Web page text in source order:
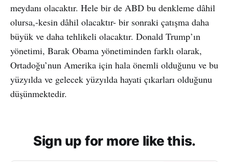
meydanı olacaktır. Hele bir de ABD bu denkleme dâhil
olursa,-kesin dâhil olacaktır- bir sonraki çatışma daha
büyük ve daha tehlikeli olacaktır. Donald Trump’ın
yönetimi, Barak Obama yönetiminden farklı olarak,
Ortadoğu’nun Amerika için hala önemli olduğunu ve bu
yüzyılda ve gelecek yüzyılda hayati çıkarları olduğunu
düşünmektedir.
Sign up for more like this.